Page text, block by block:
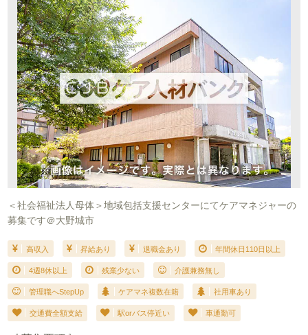
＜社会福祉法人母体＞地域包括支援センターにてケアマネジャーの
募集です＠大野城市
高収入 昇給あり 退職金あり 年間休日110日以上
4週8休以上 残業少ない 介護兼務無し
管理職へStepUp ケアマネ複数在籍 社用車あり
交通費全額支給 駅orバス停近い 車通勤可